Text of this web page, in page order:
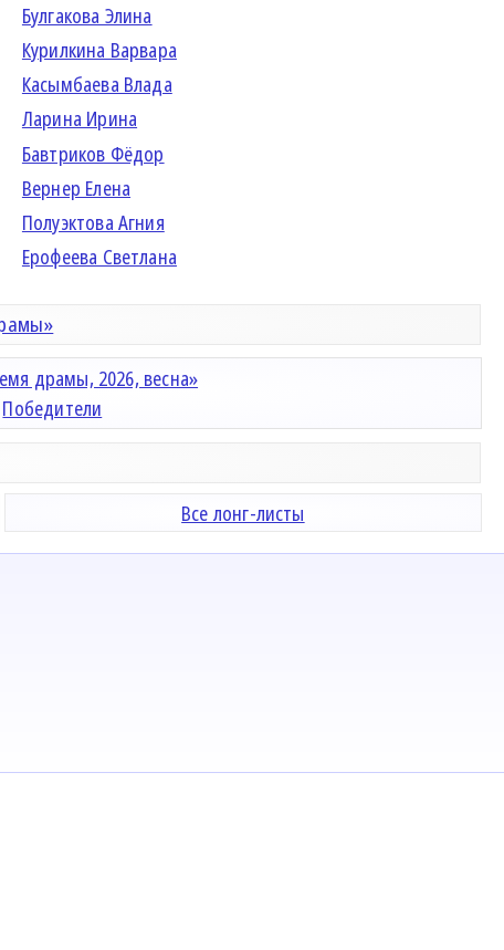
Булгакова Элина
Курилкина Варвара
Касымбаева Влада
Ларина Ирина
Бавтриков Фёдор
Вернер Елена
Полуэктова Агния
Ерофеева Светлана
драмы, 2026, весна»
Победители
Все лонг-листы